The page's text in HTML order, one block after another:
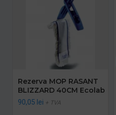
Rezerva MOP RASANT
BLIZZARD 40CM Ecolab
90,05 lei + TVA